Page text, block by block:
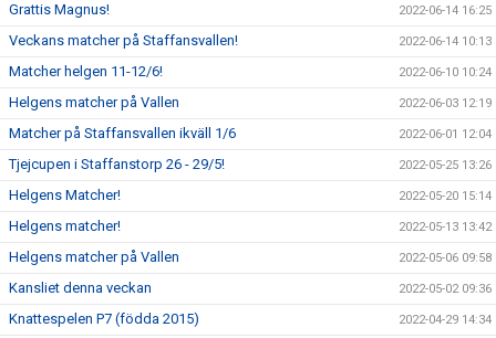
Grattis Magnus! 2022-06-14 16:25
Veckans matcher på Staffansvallen! 2022-06-14 10:13
Matcher helgen 11-12/6! 2022-06-10 10:24
Helgens matcher på Vallen 2022-06-03 12:19
Matcher på Staffansvallen ikväll 1/6 2022-06-01 12:04
Tjejcupen i Staffanstorp 26 - 29/5! 2022-05-25 13:26
Helgens Matcher! 2022-05-20 15:14
Helgens matcher! 2022-05-13 13:42
Helgens matcher på Vallen 2022-05-06 09:58
Kansliet denna veckan 2022-05-02 09:36
Knattespelen P7 (födda 2015) 2022-04-29 14:34